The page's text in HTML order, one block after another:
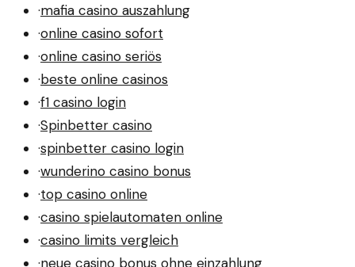
·mafia casino auszahlung
·online casino sofort
·online casino seriös
·beste online casinos
·f1 casino login
·Spinbetter casino
·spinbetter casino login
·wunderino casino bonus
·top casino online
·casino spielautomaten online
·casino limits vergleich
·neue casino bonus ohne einzahlung